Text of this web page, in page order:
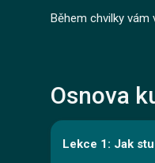
Během chvilky vám
Osnova
Lekce 1: Jak